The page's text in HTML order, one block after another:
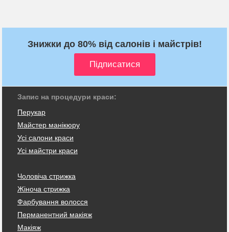
Знижки до 80% від салонів і майстрів!
Запис на процедури краси:
Перукар
Майстер манікюру
Усі салони краси
Усі майстри краси
Чоловіча стрижка
Жіноча стрижка
Фарбування волосся
Перманентний макіяж
Макіяж